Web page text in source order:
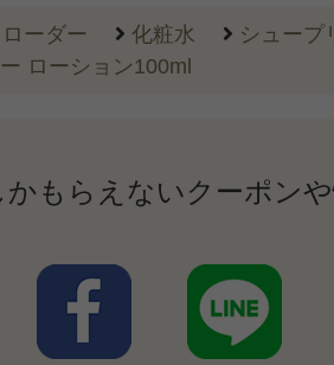
ーダー 化粧水
シュープ
ローション100ml
もらえないクーポン